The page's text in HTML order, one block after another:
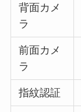
背面カメ
ラ
前面カメ
ラ
指紋認証